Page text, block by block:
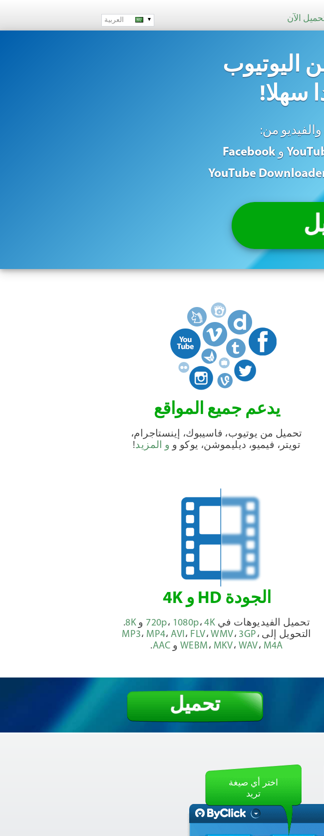
الآن العربية
اليوتيوب
سهلا!
من:
وFacebook
YouTube
يدعم جميع المواقع
تحميل من يوتيوب، فاسيبوك، إينستاجرام،
تويتر، فيميو، ديليموشن، يوكو و و المزيد!
الجودة HD و 4K
تحميل الفيديوهات في 720p، 1080p،4K و8K
.
التحويل إلى
MP3، MP4،AVI، FLV، WMV، 3GP ،
WEBM ، MKV، WAV، M4A و AAC
.
تحميل
اختر أي صيغة
تريد